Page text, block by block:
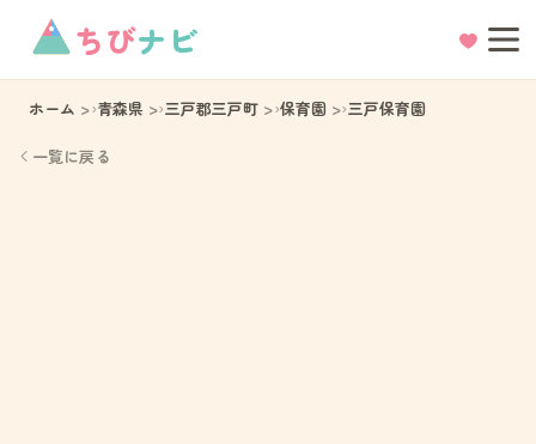
ちびナビ
ホーム 青森県 三戸郡三戸町 保育園 三戸保育園
一覧に戻る